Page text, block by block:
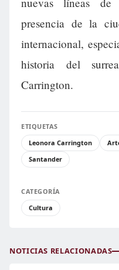
presencia de la
internacional,
historia del
Carrington.
ETIQUETAS
Leonora Carrington
Santander
CATEGORÍA
Cultura
NOTICIAS RELACIONADAS